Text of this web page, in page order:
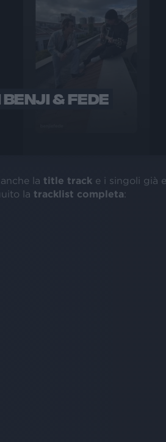
BENJI & FEDE
la title track e i singoli già
la tracklist completa: